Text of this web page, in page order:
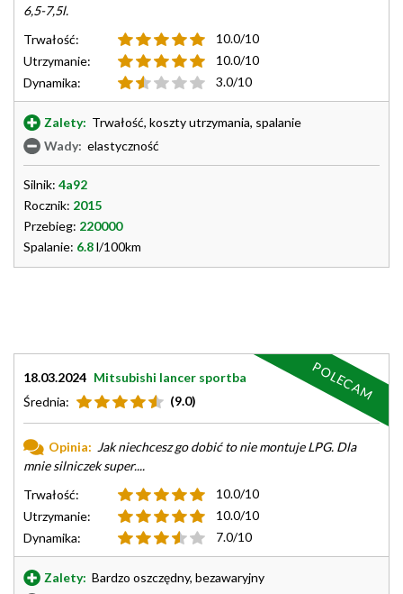
6,5-7,5l.
Trwałość:
10.0/10
Utrzymanie:
10.0/10
Dynamika:
3.0/10
Zalety: Trwałość, koszty utrzymania, spalanie
Wady: elastyczność
Silnik: 4a92
Rocznik: 2015
Przebieg: 220000
Spalanie: 6.8l/100km
18.03.2024 Mitsubishi lancer sportba
Średnia:
(9.0)
Opinia: Jak niechcesz go dobić to nie montuje LPG. Dla
mnie silniczek super....
Trwałość:
10.0/10
Utrzymanie:
10.0/10
Dynamika:
7.0/10
Zalety: Bardzo oszczędny, bezawaryjny
POLECAM